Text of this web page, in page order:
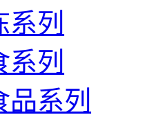
系列
系列
品系列